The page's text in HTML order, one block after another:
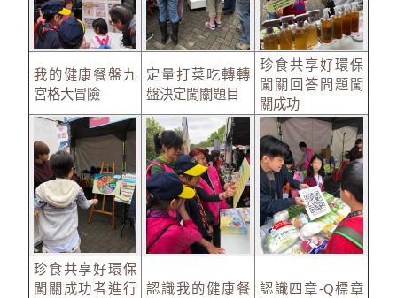
我的健康餐盤九
宮格大冒險
定量打菜吃轉轉
盤決定闖關題目
珍食共享好環保
闖關回答問題闖
關成功
珍食共享好環保
闖關成功者進行
認識我的健康餐
認識四章-Q標章